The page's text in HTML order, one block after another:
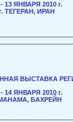
- 13 ЯНВАРЯ 2010 г.
ТЕГЕРАН, ИРАН
ВЫСТАВКА
- 14 ЯНВАРЯ2010 г.
БАХРЕЙН